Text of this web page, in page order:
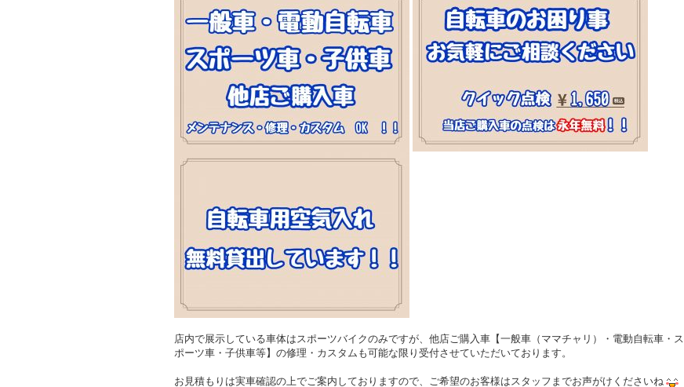
店内で展示している車体はスポーツバイクのみですが、他店ご購入車【一般車（ママチャリ）・電動自転車・ス
ポーツ車・子供車等】の修理・カスタムも可能な限り受付させていただいております。
お見積もりは実車確認の上でご案内しておりますので、ご希望のお客様はスタッフまでお声がけくださいね